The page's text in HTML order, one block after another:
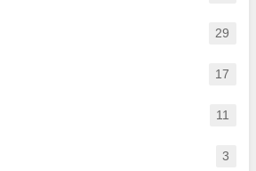
29
17
11
3